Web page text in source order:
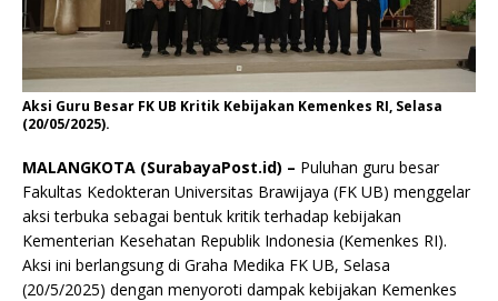
Aksi Guru Besar FK UB Kritik Kebijakan Kemenkes RI, Selasa
(20/05/2025).
MALANGKOTA (SurabayaPost.id) – Puluhan guru besar
Fakultas Kedokteran Universitas Brawijaya (FK UB) menggelar
aksi terbuka sebagai bentuk kritik terhadap kebijakan
Kementerian Kesehatan Republik Indonesia (Kemenkes RI).
Aksi ini berlangsung di Graha Medika FK UB, Selasa
(20/5/2025) dengan menyoroti dampak kebijakan Kemenkes